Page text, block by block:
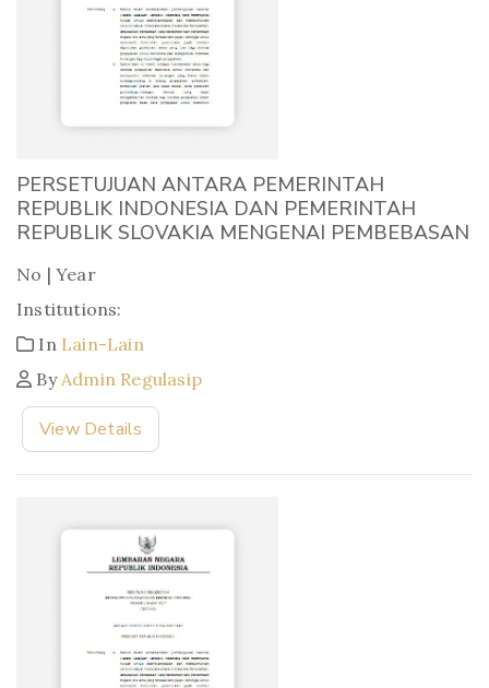
PERSETUJUAN ANTARA PEMERINTAH
REPUBLIK INDONESIA DAN PEMERINTAH
REPUBLIK SLOVAKIA MENGENAI PEMBEBASAN
No | Year
Institutions:
In Lain-Lain
ByAdmin Regulasip
View Details